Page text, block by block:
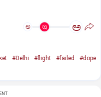
ಅ ಅ
#Delhi #flight #failed
#dope